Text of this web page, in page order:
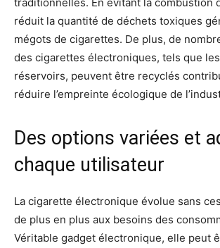
réduit la quantité de déchets toxiques
mégots de cigarettes. De plus, de
des cigarettes électroniques, tels que
réservoirs, peuvent être recyclés
réduire l’empreinte écologique de
Des options variées et
chaque utilisateur
La cigarette électronique évolue sans
de plus en plus aux besoins des
Véritable gadget électronique, elle peut